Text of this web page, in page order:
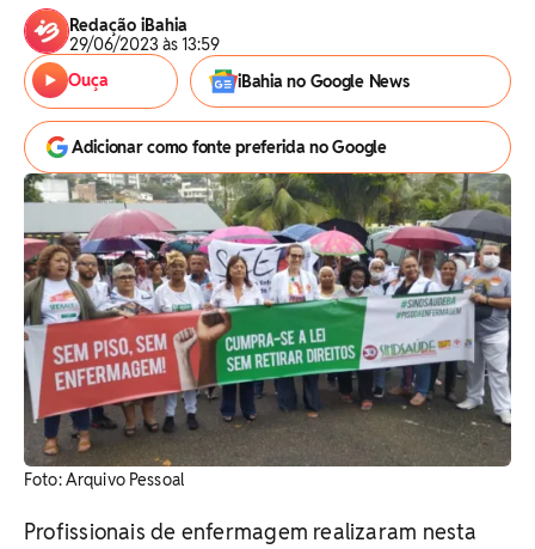
Redação iBahia
29/06/2023 às 13:59
Ouça
iBahia no Google News
Adicionar como fonte preferida no Google
Foto: Arquivo Pessoal
Profissionais de enfermagem realizaram nesta